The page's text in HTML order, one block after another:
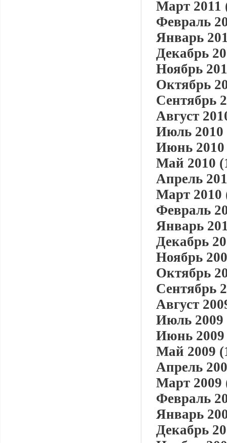
Март 2011
Февраль
Январь
Декабрь
Ноябрь
Октябрь
Сентябрь
Август
Июль 2010
Июнь 2010
Май 2010
Апрель
Март 2010
Февраль
Январь
Декабрь
Ноябрь
Октябрь
Сентябрь
Август
Июль 2009
Июнь 2009
Май 2009
Апрель
Март 2009
Февраль
Январь
Декабрь